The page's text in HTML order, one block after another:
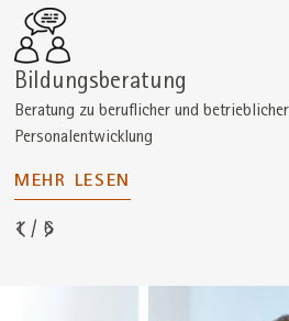
Bild
Bildungsberatung
Beratung zu beruflicher und
Personalentwicklung
MEHR LESEN
1 / 6